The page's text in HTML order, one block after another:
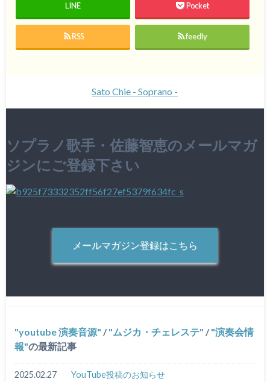
LINE Pocket
RSS feedly
Sato Chie - Soprano -
ソプラノ歌手・佐藤智恵のメールマガ
ジンにご登録下さい
メールマガジン登録はこちら
youtube 演奏音源 / ムジカ・チェレステ / 演奏会情
報 の最新記事
2025.02.27 YouTube投稿のお知らせ